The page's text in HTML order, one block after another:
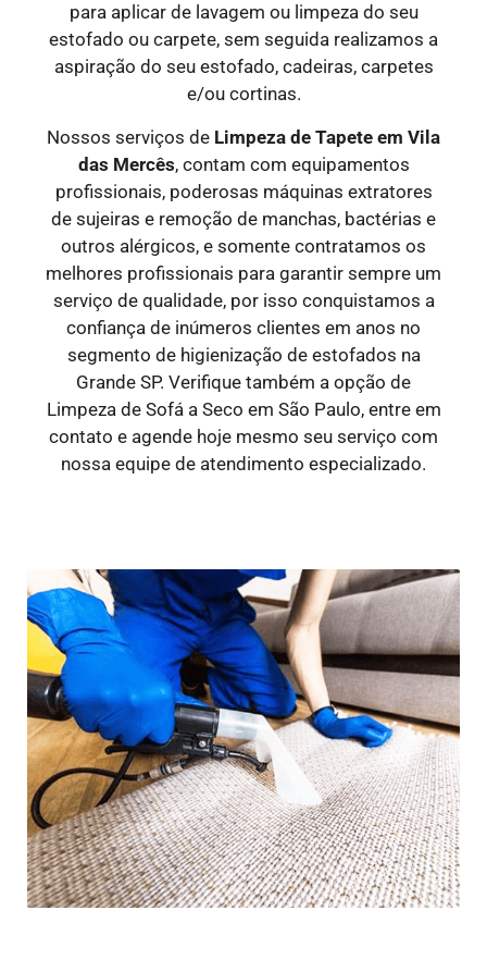
para aplicar de lavagem ou limpeza do seu
estofado ou carpete, sem seguida realizamos a
aspiração do seu estofado, cadeiras, carpetes
e/ou cortinas.
Nossos serviços de Limpeza de Tapete em Vila
das Mercês, contam com equipamentos
profissionais, poderosas máquinas extratores
de sujeiras e remoção de manchas, bactérias e
outros alérgicos, e somente contratamos os
melhores profissionais para garantir sempre um
serviço de qualidade, por isso conquistamos a
confiança de inúmeros clientes em anos no
segmento de higienização de estofados na
Grande SP. Verifique também a opção de
Limpeza de Sofá a Seco em São Paulo, entre em
contato e agende hoje mesmo seu serviço com
nossa equipe de atendimento especializado.